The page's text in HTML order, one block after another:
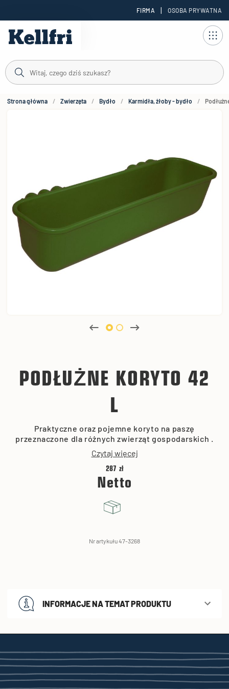
FIRMA | OSOBA PRYWATNA
Strona główna Zwierzęta Bydło Karmidła, żłoby - bydło
PODŁUŻNE KORYTO 42
L
Praktyczne oraz pojemne koryto na paszę
przeznaczone dla różnych zwierząt gospodarskich .
Czytaj więcej
287 zł
Netto
Nr artykułu 47-3268
INFORMACJE NA TEMAT PRODUKTU